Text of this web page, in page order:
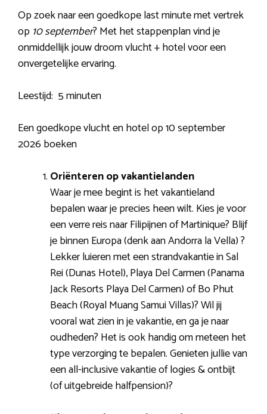
Op zoek naar een goedkope last minute met vertrek
op 10 september? Met het stappenplan vind je
onmiddellijk jouw droom vlucht + hotel voor een
onvergetelijke ervaring.
Leestijd: 5 minuten
Een goedkope vlucht en hotel op 10 september
2026 boeken
Oriënteren op vakantielanden
Waar je mee begint is het vakantieland
bepalen waar je precies heen wilt. Kies je voor
een verre reis naar Filipijnen of Martinique? Blijf
je binnen Europa (denk aan Andorra la Vella) ?
Lekker luieren met een strandvakantie in Sal
Rei (Dunas Hotel), Playa Del Carmen (Panama
Jack Resorts Playa Del Carmen) of Bo Phut
Beach (Royal Muang Samui Villas)? Wil jij
vooral wat zien in je vakantie, en ga je naar
oudheden? Het is ook handig om meteen het
type verzorging te bepalen. Genieten jullie van
een all-inclusive vakantie of logies & ontbijt
(of uitgebreide halfpension)?